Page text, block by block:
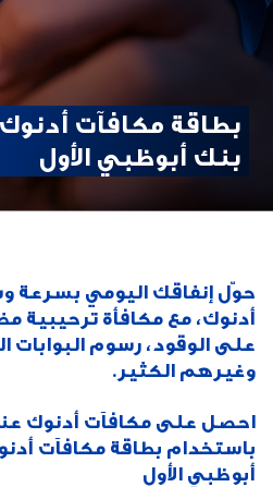
بطاقة مكافآت أدنوك
بنك أبوظبي الأول
حوّل إنفاقك اليومي بسرعة
أدنوك، مع مكافأة ترحيبية
على الوقود، رسوم البوابات
وغيرهم الكثير.
احصل على مكافآت أدنوك
باستخدام بطاقة مكافآت
أبوظبي الأول